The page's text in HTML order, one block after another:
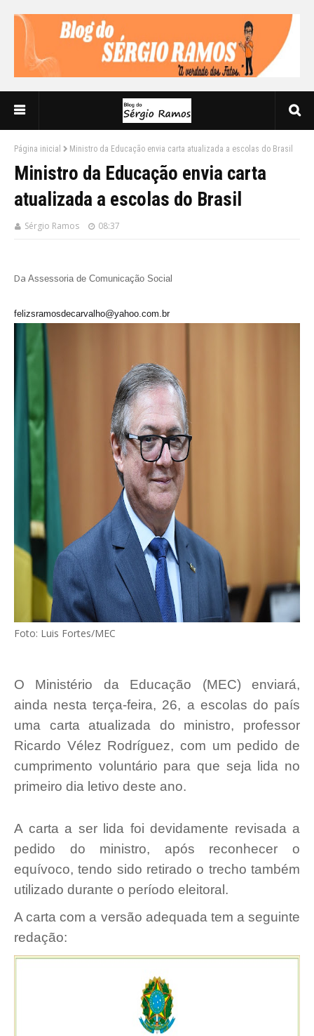
Página inicial Ministro da Educação envia carta atualizada a escolas do Brasil
Ministro da Educação envia carta
atualizada a escolas do Brasil
Sérgio Ramos 08:37
Da Assessoria de Comunicação Social
felizsramosdecarvalho@yahoo.com.br
Foto: Luis Fortes/MEC
O Ministério da Educação (MEC) enviará,
ainda nesta terça-feira, 26, a escolas do país
uma carta atualizada do ministro, professor
Ricardo Vélez Rodríguez, com um pedido de
cumprimento voluntário para que seja lida no
primeiro dia letivo deste ano.
A carta a ser lida foi devidamente revisada a
pedido do ministro, após reconhecer o
equívoco, tendo sido retirado o trecho também
utilizado durante o período eleitoral.
A carta com a versão adequada tem a seguinte
redação: